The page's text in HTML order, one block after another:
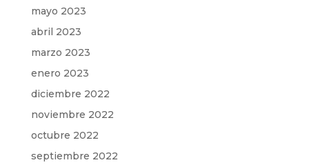
mayo 2023
abril 2023
marzo 2023
enero 2023
diciembre 2022
noviembre 2022
octubre 2022
septiembre 2022